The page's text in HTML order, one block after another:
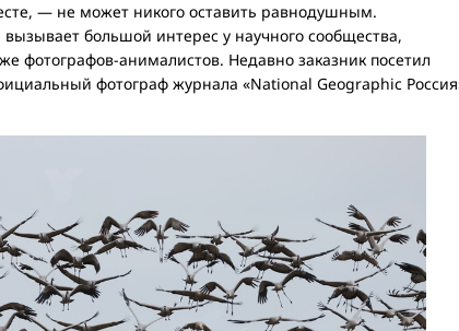
— не может никого оставить равнодушным.
большой интерес у научного сообщества,
фотографов-анималистов. Недавно заказник посетил
фотограф журнала «National Geographic